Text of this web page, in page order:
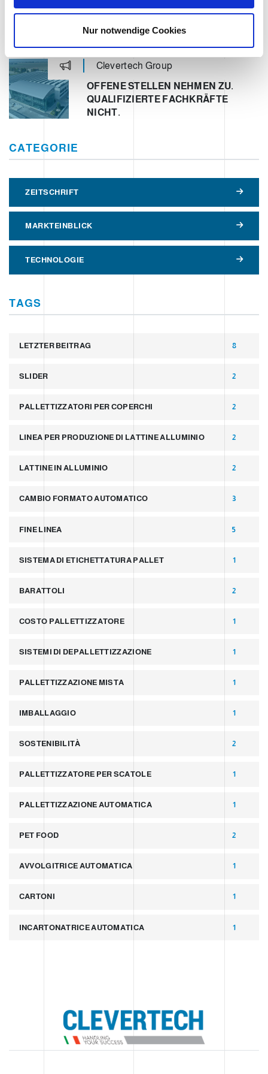
l
Nur notwendige Cookies
OPERATION UNIT ROBOTICS & E-
Clevertech Group
OFFENE STELLEN NEHMEN ZU.
QUALIFIZIERTE FACHKRÄFTE
NICHT.
CATEGORIE
ZEITSCHRIFT
MARKTEINBLICK
TECHNOLOGIE
TAGS
LETZTER BEITRAG 8
SLIDER 2
PALLETTIZZATORI PER COPERCHI 2
LINEA PER PRODUZIONE DI LATTINE ALLUMINIO 2
LATTINE IN ALLUMINIO 2
CAMBIO FORMATO AUTOMATICO 3
FINE LINEA 5
SISTEMA DI ETICHETTATURA PALLET 1
BARATTOLI 2
COSTO PALLETTIZZATORE 1
SISTEMI DI DEPALLETTIZZAZIONE 1
PALLETTIZZAZIONE MISTA 1
IMBALLAGGIO 1
SOSTENIBILITÀ 2
PALLETTIZZATORE PER SCATOLE 1
PALLETTIZZAZIONE AUTOMATICA 1
PET FOOD 2
AVVOLGITRICE AUTOMATICA 1
CARTONI 1
INCARTONATRICE AUTOMATICA 1